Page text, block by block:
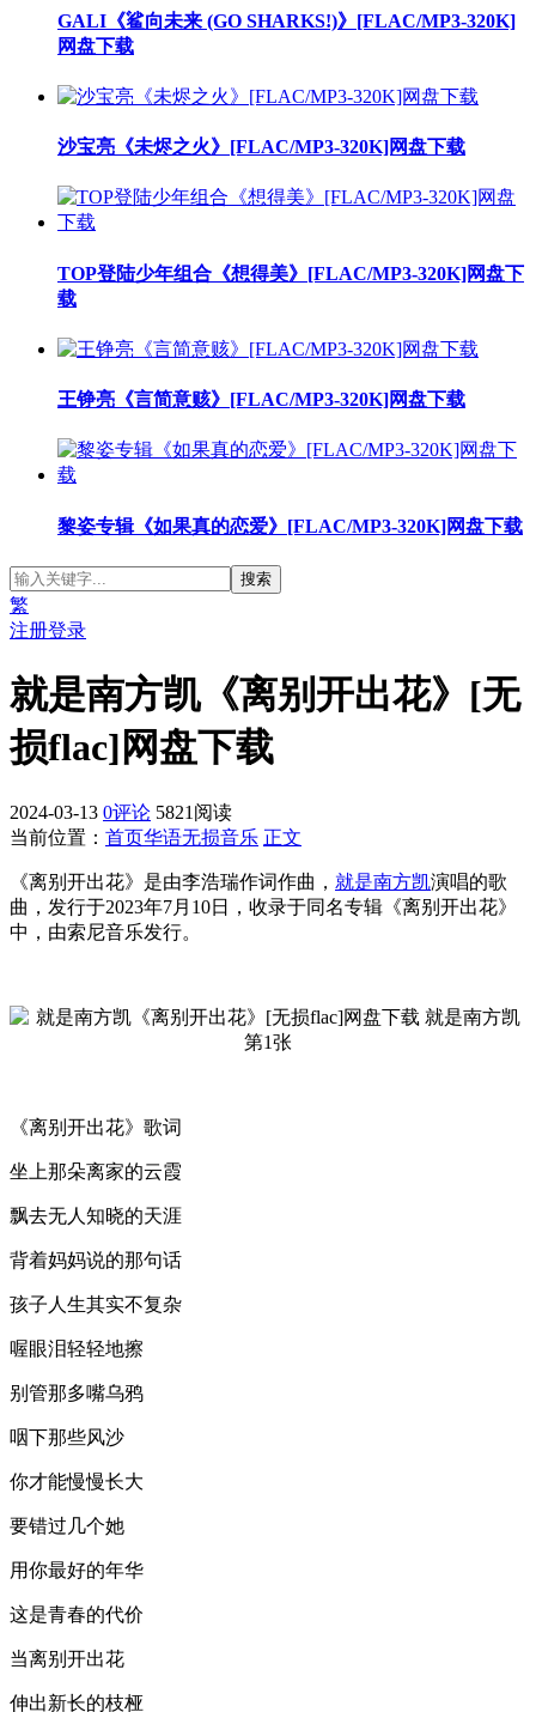
GALI《鲨向未来 (GO SHARKS!)》[FLAC/MP3-320K]
网盘下载
沙宝亮《未烬之火》[FLAC/MP3-320K]网盘下载
TOP登陆少年组合《想得美》[FLAC/MP3-320K]网盘下
载
王铮亮《言简意赅》[FLAC/MP3-320K]网盘下载
黎姿专辑《如果真的恋爱》[FLAC/MP3-320K]网盘下载
繁
注册登录
就是南方凯《离别开出花》[无
损flac]网盘下载
2024-03-13 0评论 5821阅读
当前位置： 首页华语无损音乐 正文
《离别开出花》是由李浩瑞作词作曲， 就是南方凯演唱的歌
曲，发行于2023年7月10日，收录于同名专辑《离别开出花》
中，由索尼音乐发行。
《离别开出花》歌词
坐上那朵离家的云霞
飘去无人知晓的天涯
背着妈妈说的那句话
孩子人生其实不复杂
喔眼泪轻轻地擦
别管那多嘴乌鸦
咽下那些风沙
你才能慢慢长大
要错过几个她
用你最好的年华
这是青春的代价
当离别开出花
伸出新长的枝桠